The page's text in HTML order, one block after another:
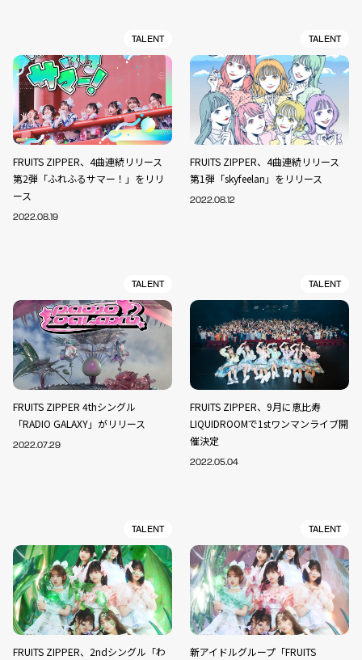
TALENT
FRUITS ZIPPER、4曲連続リリース
第2弾「ふれふるサマー！」をリリ
ース
2022.08.19
TALENT
FRUITS ZIPPER、4曲連続リリース
第1弾「skyfeelan」をリリース
2022.08.12
TALENT
FRUITS ZIPPER 4thシングル
「RADIO GALAXY」がリリース
2022.07.29
TALENT
FRUITS ZIPPER、9月に恵比寿
LIQUIDROOMで1stワンマンライブ開
催決定
2022.05.04
TALENT
FRUITS ZIPPER、2ndシングル「わ
TALENT
新アイドルグループ「FRUITS